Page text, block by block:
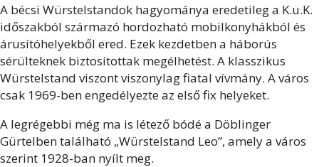
A bécsi Würstelstandok hagyománya eredetileg a K.u.K.
időszakból származó hordozható mobilkonyhákból és
árusítóhelyekből ered. Ezek kezdetben a háborús
sérülteknek biztosítottak megélhetést. A klasszikus
Würstelstand viszont viszonylag fiatal vívmány. A város
csak 1969-ben engedélyezte az első fix helyeket.
A legrégebbi még ma is létező bódé a Döblinger
Gürtelben található „Würstelstand Leo”, amely a város
szerint 1928-ban nyílt meg.